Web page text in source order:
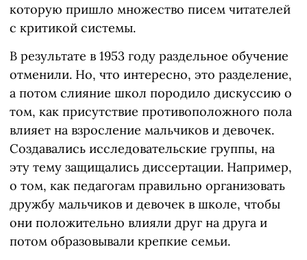
которую пришло множество писем читателей
с критикой системы.
В результате в 1953 году раздельное обучение
отменили. Но, что интересно, это разделение,
а потом слияние школ породило дискуссию о
том, как присутствие противоположного пола
влияет на взросление мальчиков и девочек.
Создавались исследовательские группы, на
эту тему защищались диссертации. Например,
о том, как педагогам правильно организовать
дружбу мальчиков и девочек в школе, чтобы
они положительно влияли друг на друга и
потом образовывали крепкие семьи.